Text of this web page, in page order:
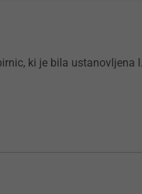
ki je bila ustanovljena